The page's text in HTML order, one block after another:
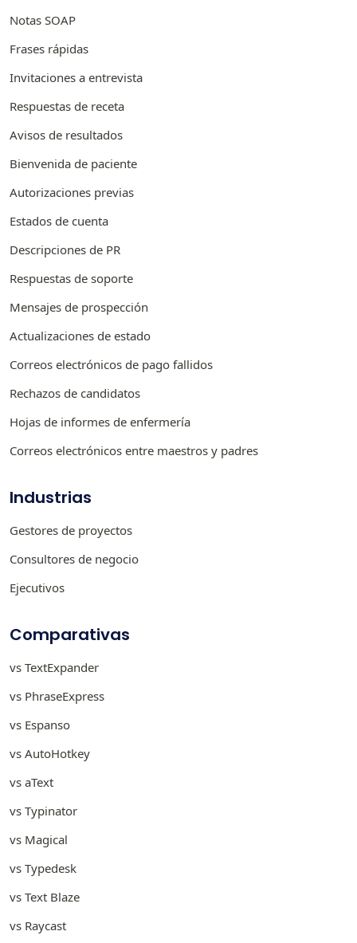
Notas SOAP
Frases rápidas
Invitaciones a entrevista
Respuestas de receta
Avisos de resultados
Bienvenida de paciente
Autorizaciones previas
Estados de cuenta
Descripciones de PR
Respuestas de soporte
Mensajes de prospección
Actualizaciones de estado
Correos electrónicos de pago fallidos
Rechazos de candidatos
Hojas de informes de enfermería
Correos electrónicos entre maestros y padres
Industrias
Gestores de proyectos
Consultores de negocio
Ejecutivos
Comparativas
vs TextExpander
vs PhraseExpress
vs Espanso
vs AutoHotkey
vs aText
vs Typinator
vs Magical
vs Typedesk
vs Text Blaze
vs Raycast